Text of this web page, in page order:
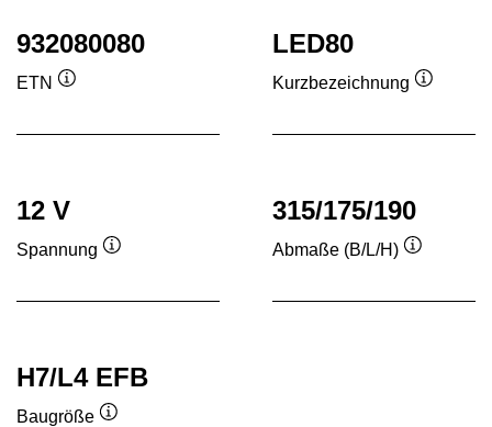
932080080
ETN
LED80
Kurzbezeichnung
12 V
Spannung
315/175/190
Abmaße (B/L/H)
H7/L4 EFB
Baugröße